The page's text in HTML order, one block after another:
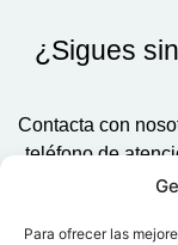
Para ofrecer las
¿Sigues
Contacta con
teléfono de